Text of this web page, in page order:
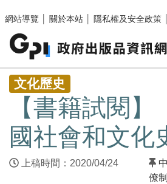
網站導覽
關於本站 隱私權及安全政策
:::
文化歷史
【書籍試閱】
國社會和文化
上稿時間：2020/04/24
僚